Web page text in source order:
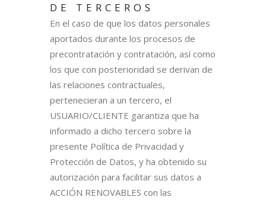
DE TERCEROS
En el caso de que los datos personales
aportados durante los procesos de
precontratación y contratación, así como
los que con posterioridad se derivan de
las relaciones contractuales,
pertenecieran a un tercero, el
USUARIO/CLIENTE garantiza que ha
informado a dicho tercero sobre la
presente Política de Privacidad y
Protección de Datos, y ha obtenido su
autorización para facilitar sus datos a
ACCIÓN RENOVABLES con las